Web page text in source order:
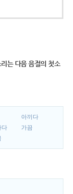
는 다음 음절의 첫소
아끼다
다
가끔